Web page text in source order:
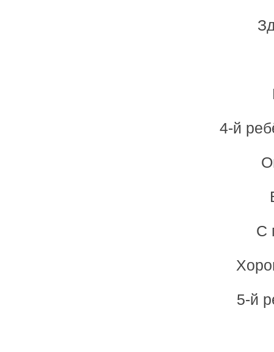
4-й
С
5-й